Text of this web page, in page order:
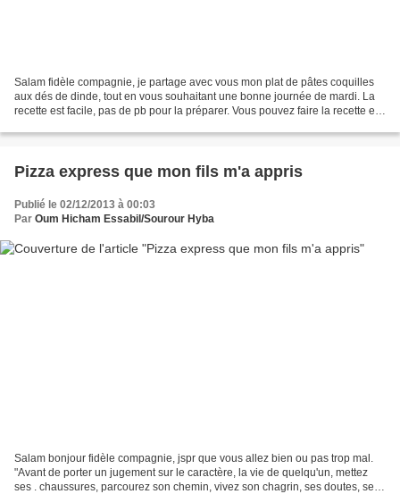
Salam fidèle compagnie, je partage avec vous mon plat de pâtes coquilles
aux dés de dinde, tout en vous souhaitant une bonne journée de mardi. La
recette est facile, pas de pb pour la préparer. Vous pouvez faire la recette en
Pizza express que mon fils m'a appris
Publié le 02/12/2013 à 00:03
Par Oum Hicham Essabil/Sourour Hyba
Salam bonjour fidèle compagnie, jspr que vous allez bien ou pas trop mal.
"Avant de porter un jugement sur le caractère, la vie de quelqu'un, mettez
ses . chaussures, parcourez son chemin, vivez son chagrin, ses doutes, ses